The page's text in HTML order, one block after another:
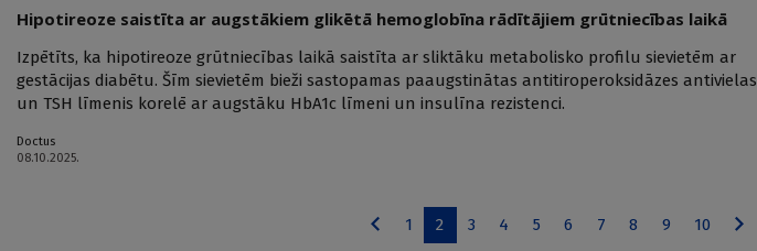
Hipotireoze saistīta ar augstākiem glikētā hemoglobīna rādītājiem grūtniecības laikā
Izpētīts, ka hipotireoze grūtniecības laikā saistīta ar sliktāku metabolisko profilu sievietēm ar
gestācijas diabētu. Šīm sievietēm bieži sastopamas paaugstinātas antitiroperoksidāzes antivielas
un TSH līmenis korelē ar augstāku HbA1c līmeni un insulīna rezistenci.
Doctus
08.10.2025.
1 2 3 4 5 6 7 8 9 10